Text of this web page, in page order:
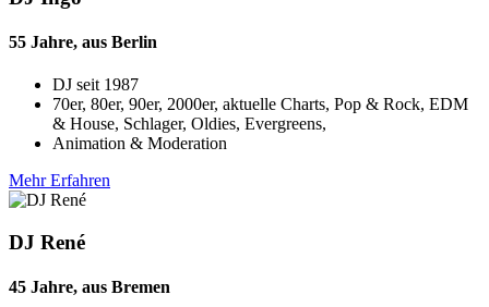
55 Jahre, aus Berlin
DJ seit 1987
70er, 80er, 90er, 2000er, aktuelle Charts, Pop & Rock, EDM
& House, Schlager, Oldies, Evergreens,
Animation & Moderation
Mehr Erfahren
DJ René
45 Jahre, aus Bremen